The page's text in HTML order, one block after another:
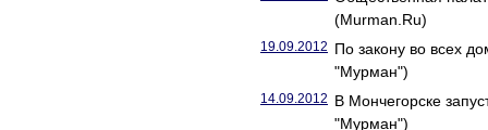
(Murman.Ru)
19.09.2012 По закону во всех
"Мурман")
14.09.2012 В Мончегорске
"Мурман")